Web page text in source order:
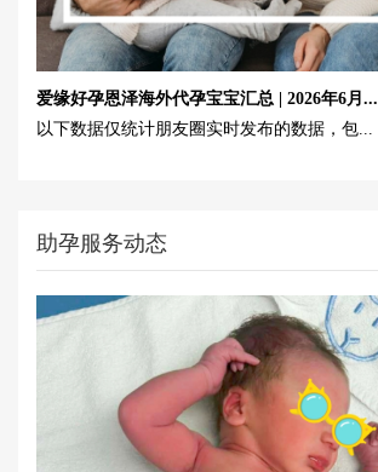
爱缘好孕恩泽海外代孕宝宝汇总 | 2026年6月...
以下数据仅统计朋友圈实时发布的数据，包...
助孕服务动态